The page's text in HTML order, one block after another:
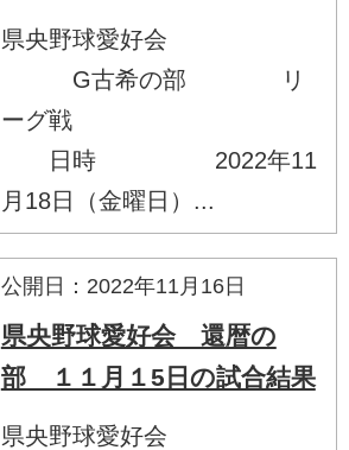
県央野球愛好会
G古希の部 リ
ーグ戦
日時 2022年11
月18日（金曜日）...
公開日：2022年11月16日
県央野球愛好会 還暦の
部 １１月１5日の試合結果
県央野球愛好会